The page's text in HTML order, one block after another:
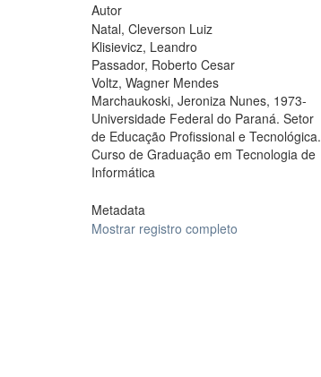
Autor
Natal, Cleverson Luiz
Klisievicz, Leandro
Passador, Roberto Cesar
Voltz, Wagner Mendes
Marchaukoski, Jeroniza Nunes, 1973-
Universidade Federal do Paraná. Setor
de Educação Profissional e Tecnológica.
Curso de Graduação em Tecnologia de
Informática
Metadata
Mostrar registro completo